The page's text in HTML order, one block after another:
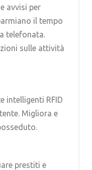
avvisi per
il tempo
telefonata.
sulle attività
intelligenti RFID
Migliora e
prestiti e